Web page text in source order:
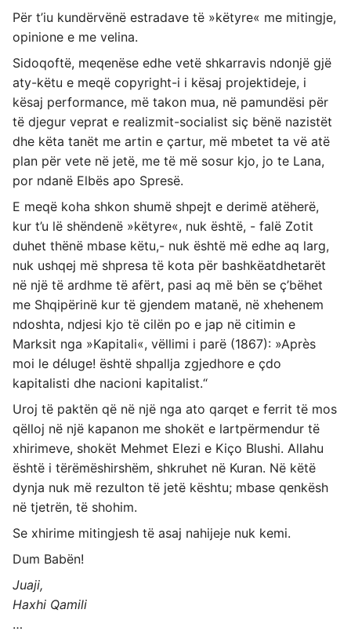
Për t’iu kundërvënë estradave të »këtyre« me mitingje,
opinione e me velina.
Sidoqoftë, meqenëse edhe vetë shkarravis ndonjë gjë
aty-këtu e meqë copyright-i i kësaj projektideje, i
kësaj performance, më takon mua, në pamundësi për
të djegur veprat e realizmit-socialist siç bënë nazistët
dhe këta tanët me artin e çartur, më mbetet ta vë atë
plan për vete në jetë, me të më sosur kjo, jo te Lana,
por ndanë Elbës apo Spresë.
E meqë koha shkon shumë shpejt e derimë atëherë,
kur t’u lë shëndenë »këtyre«, nuk është, - falë Zotit
duhet thënë mbase këtu,- nuk është më edhe aq larg,
nuk ushqej më shpresa të kota për bashkëatdhetarët
në një të ardhme të afërt, pasi aq më bën se ç’bëhet
me Shqipërinë kur të gjendem matanë, në xhehenem
ndoshta, ndjesi kjo të cilën po e jap në citimin e
Marksit nga »Kapitali«, vëllimi i parë (1867): »Après
moi le déluge! është shpallja zgjedhore e çdo
kapitalisti dhe nacioni kapitalist.“
Uroj të paktën që në një nga ato qarqet e ferrit të mos
qëlloj në një kapanon me shokët e lartpërmendur të
xhirimeve, shokët Mehmet Elezi e Kiço Blushi. Allahu
është i tërëmëshirshëm, shkruhet në Kuran. Në këtë
dynja nuk më rezulton të jetë kështu; mbase qenkësh
në tjetrën, të shohim.
Se xhirime mitingjesh të asaj nahijeje nuk kemi.
Dum Babën!
Juaji,
Haxhi Qamili
…